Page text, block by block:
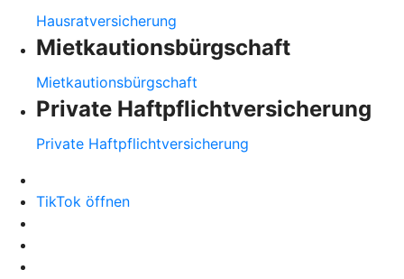
Hausratversicherung
Mietkautionsbürgschaft
Mietkautionsbürgschaft
Private Haftpflichtversicherung
Private Haftpflichtversicherung
TikTok öffnen